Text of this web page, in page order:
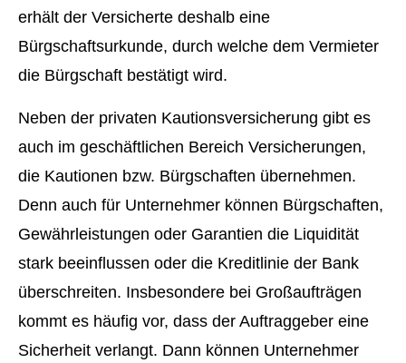
erhält der Versicherte deshalb eine
Bürgschaftsurkunde, durch welche dem Vermieter
die Bürgschaft bestätigt wird.
Neben der privaten Kautionsversicherung gibt es
auch im geschäftlichen Bereich Versicherungen,
die Kautionen bzw. Bürgschaften übernehmen.
Denn auch für Unternehmer können Bürgschaften,
Gewährleistungen oder Garantien die Liquidität
stark beeinflussen oder die Kreditlinie der Bank
überschreiten. Insbesondere bei Großaufträgen
kommt es häufig vor, dass der Auftraggeber eine
Sicherheit verlangt. Dann können Unternehmer